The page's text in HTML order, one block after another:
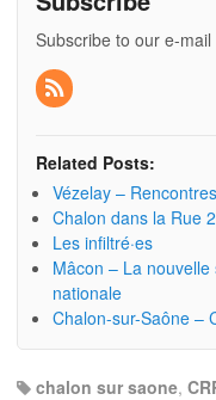
Subscribe to our e-
Related Posts:
Vézelay –
Chalon dans la Rue
Les infiltré·es
Mâcon – La
nationale
Chalon-sur-Saône –
chalon sur saone,